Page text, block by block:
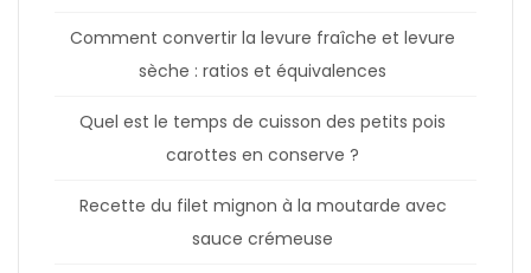
Comment convertir la levure fraîche et levure
sèche : ratios et équivalences
Quel est le temps de cuisson des petits pois
carottes en conserve ?
Recette du filet mignon à la moutarde avec
sauce crémeuse